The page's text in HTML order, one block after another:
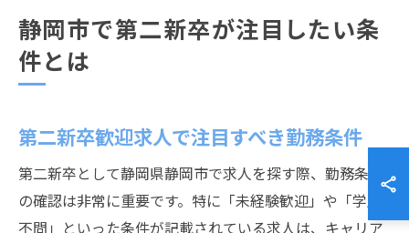
静岡市で第二新卒が注目したい条
件とは
第二新卒歓迎求人で注目すべき勤務条件
第二新卒として静岡県静岡市で求人を探す際、勤務条件
の確認は非常に重要です。特に「未経験歓迎」や「学歴
不問」といった条件が記載されている求人は、キャリア